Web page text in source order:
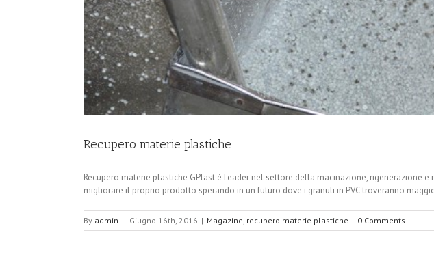
Recupero materie plastiche
Recupero materie plastiche GPlast è Leader nel settore della macinazione, rigenerazione
migliorare il proprio prodotto sperando in un futuro dove i granuli in PVC troveranno
By admin | Giugno 16th, 2016 | Magazine, recupero materie plastiche | 0 Comments